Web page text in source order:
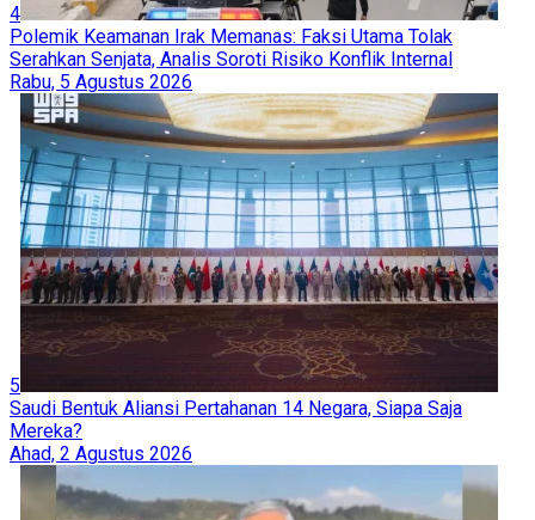
4
Polemik Keamanan Irak Memanas: Faksi Utama Tolak
Serahkan Senjata, Analis Soroti Risiko Konflik Internal
Rabu, 5 Agustus 2026
5
Saudi Bentuk Aliansi Pertahanan 14 Negara, Siapa Saja
Mereka?
Ahad, 2 Agustus 2026